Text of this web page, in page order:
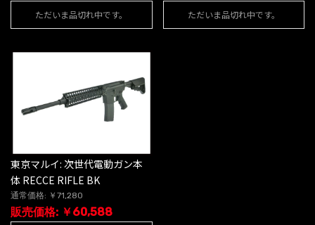
ただいま品切れ中です。 ただいま品切れ中です。
東京マルイ: 次世代電動ガン本
体 RECCE RIFLE BK
通常価格: ￥71,280
販売価格: ￥60,588